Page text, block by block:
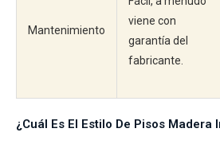
Mantenimiento
viene con
garantía del
fabricante.
¿Cuál Es El Estilo De Pisos Madera